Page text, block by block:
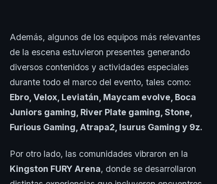
Además, algunos de los equipos más relevantes
de la escena estuvieron presentes generando
diversos contenidos y actividades especiales
durante todo el marco del evento, tales como:
Ebro, Velox, Leviatán, Maycam evolve, Boca
Juniors gaming, River Plate gaming, Stone,
Furious Gaming, Atrapa2, Isurus Gaming y 9z.
Por otro lado, las comunidades vibraron en la
Kingston FURY Arena, donde se desarrollaron